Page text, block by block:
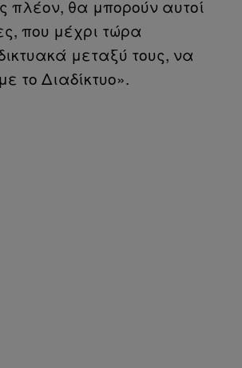
πλέον, θα μπορούν αυτοί
που μέχρι τώρα
μεταξύ τους, να
το Διαδίκτυο».